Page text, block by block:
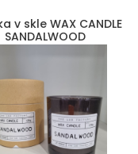
v skle WAX CANDLE
SANDALWOOD